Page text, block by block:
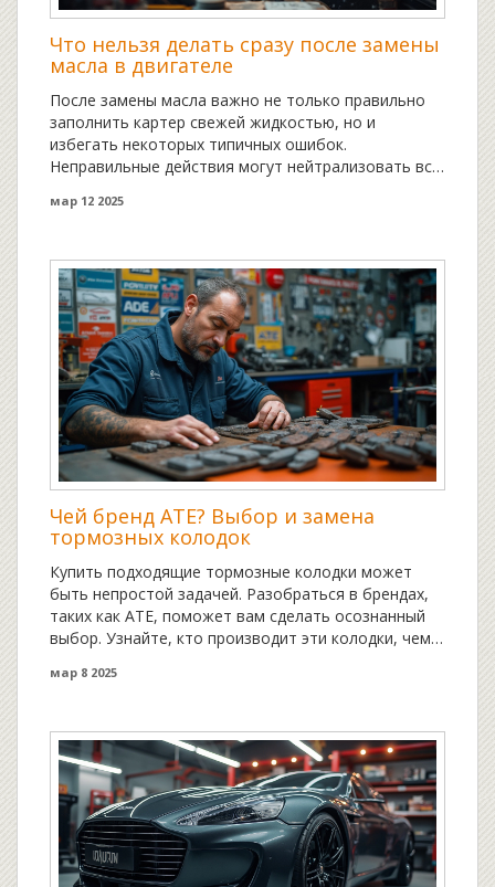
Что нельзя делать сразу после замены
масла в двигателе
После замены масла важно не только правильно
заполнить картер свежей жидкостью, но и
избегать некоторых типичных ошибок.
Неправильные действия могут нейтрализовать все
поможет разобраться, что категорически нельзя
советы помогут продлить срок службы двигателя.
Узнаете о простых действиях, которые обеспечат
надежную работу вашего автомобиля.
мар 12 2025
Чей бренд ATE? Выбор и замена
тормозных колодок
Купить подходящие тормозные колодки может
быть непростой задачей. Разобраться в брендах,
таких как ATE, поможет вам сделать осознанный
выбор. Узнайте, кто производит эти колодки, чем
при замене тормозов. Обеспечьте себе
тормозных колодок проще и безопаснее.
мар 8 2025